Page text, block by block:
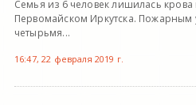
Семья из 6 человек лишилась
Первомайском Иркутска. Пожарным
четырьмя...
16:47, 22 февраля 2019 г.